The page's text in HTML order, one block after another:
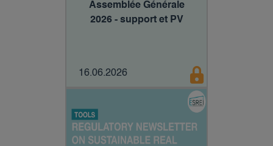
Assemblée Générale
2026 - support et PV
16.06.2026